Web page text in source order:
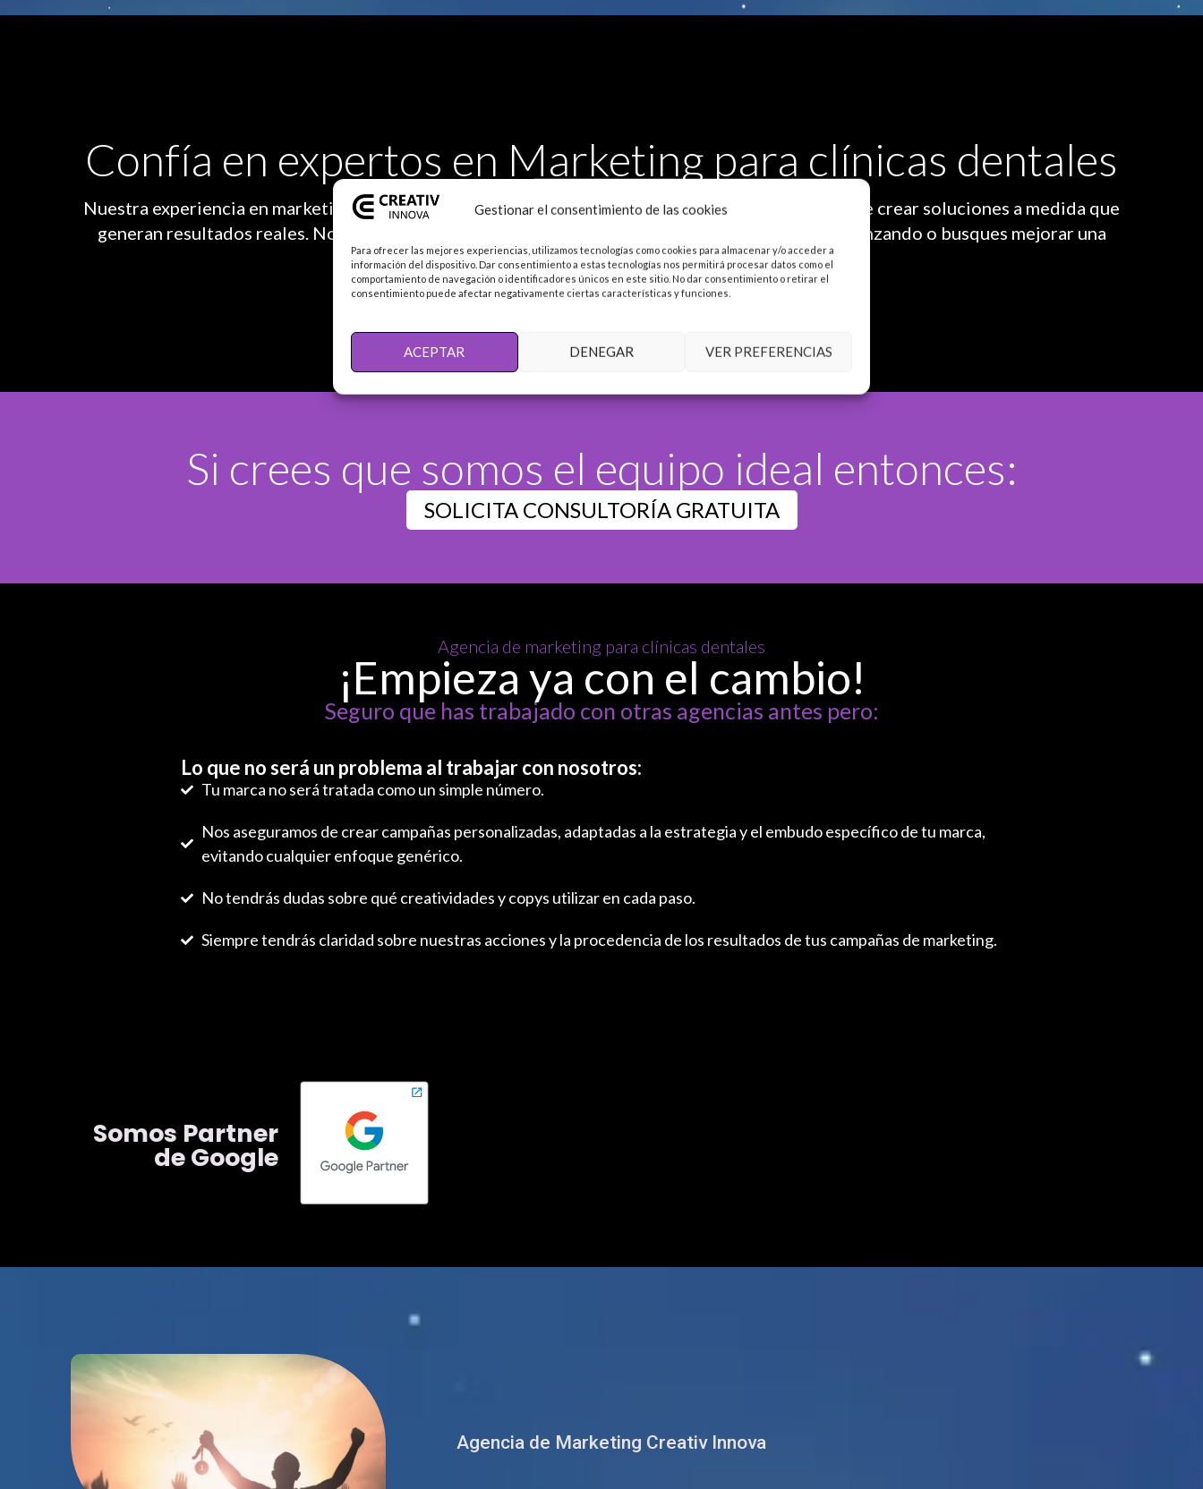
Gestionar el consentimiento de las cookies
Para ofrecer las mejores experiencias, utilizamos tecnologías como cookies para almacenar y/o acceder a
información del dispositivo. Dar consentimiento a estas tecnologías nos permitirá procesar datos como el
comportamiento de navegación o identificadores únicos en este sitio. No dar consentimiento o retirar el
consentimiento puede afectar negativamente ciertas características y funciones.
ACEPTAR DENEGAR VER PREFERENCIAS
Confía en expertos en Marketing para clínicas dentales
Nuestra experiencia en marketing para odontólogos y marketing para clínicas dentales nos permite crear soluciones a medida que
generan resultados reales. Nos adaptamos a las necesidades de tu clínica, ya sea que estés comenzando o busques mejorar una
estrategia existente.
Si crees que somos el equipo ideal entonces:
SOLICITA CONSULTORÍA GRATUITA
Agencia de marketing para clínicas dentales
¡Empieza ya con el cambio!
Seguro que has trabajado con otras agencias antes pero:
Lo que no será un problema al trabajar con nosotros:
Tu marca no será tratada como un simple número.
Nos aseguramos de crear campañas personalizadas, adaptadas a la estrategia y el embudo específico de tu marca,
evitando cualquier enfoque genérico.
No tendrás dudas sobre qué creatividades y copys utilizar en cada paso.
Siempre tendrás claridad sobre nuestras acciones y la procedencia de los resultados de tus campañas de marketing.
Somos Partner
de Google
Agencia de Marketing Creativ Innova